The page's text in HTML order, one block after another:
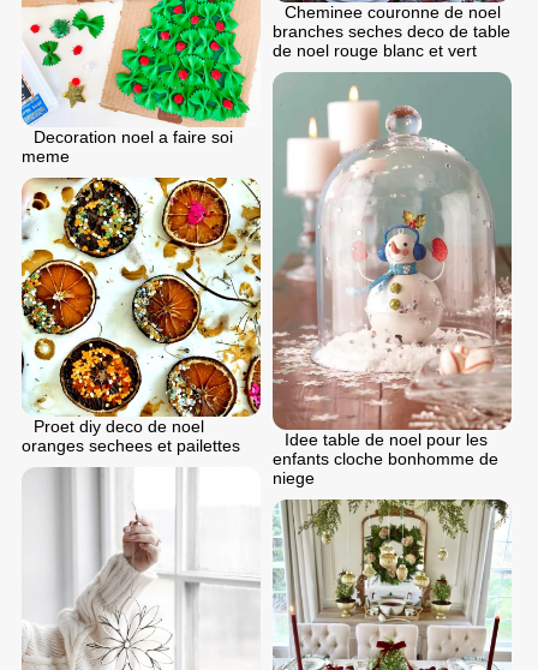
Cheminee couronne de noel
branches seches deco de table
de noel rouge blanc et vert
Decoration noel a faire soi
meme
Idee table de noel pour les
enfants cloche bonhomme de
niege
Proet diy deco de noel
oranges sechees et pailettes